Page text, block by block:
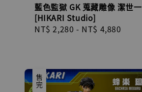
藍色監獄 GK 蒐藏雕像 潔世一
[HIKARI Studio]
Regular
NT$ 2,280 - NT$ 4,880
售完